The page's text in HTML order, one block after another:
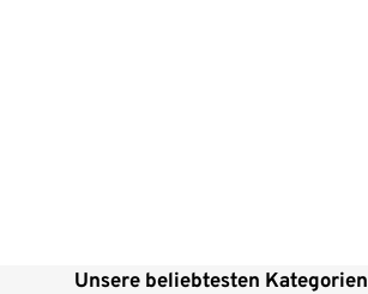
Unsere beliebtesten Kategorien